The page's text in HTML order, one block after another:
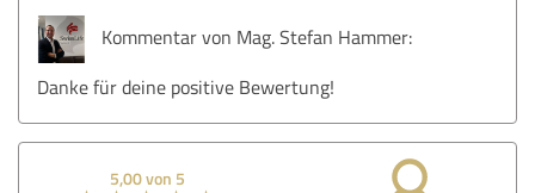
Kommentar von Mag. Stefan Hammer:
Danke für deine positive Bewertung!
5,00 von 5